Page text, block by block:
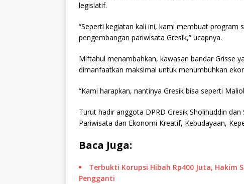
legislatif.
“Seperti kegiatan kali ini, kami membuat
pengembangan pariwisata Gresik,” ucapnya.
Miftahul menambahkan, kawasan bandar Grisse
dimanfaatkan maksimal untuk menumbuhkan
“Kami harapkan, nantinya Gresik bisa seperti
Turut hadir anggota DPRD Gresik Sholihuddin
Pariwisata dan Ekonomi Kreatif, Kebudayaan,
Baca Juga:
Terbukti Korupsi Hibah Rp400 Juta, Hakim
Pengganti